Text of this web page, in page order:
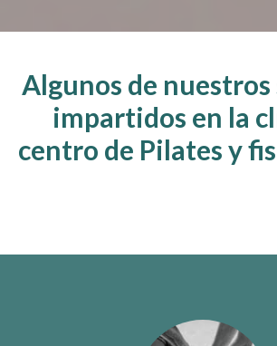
Algunos de
impartidos en la
centro de Pilates y